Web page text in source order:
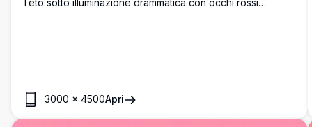
Teto sotto illuminazione drammatica con occhi rossi
3000 × 4500Apri